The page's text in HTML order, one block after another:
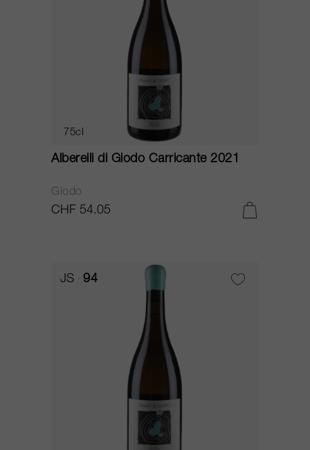
75cl
Alberelli di Giodo Carricante 2021
Giodo
CHF 54.05
JS 94